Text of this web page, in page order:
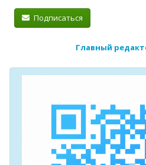
Подписаться
Главный